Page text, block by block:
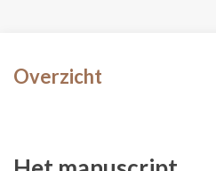
Overzicht